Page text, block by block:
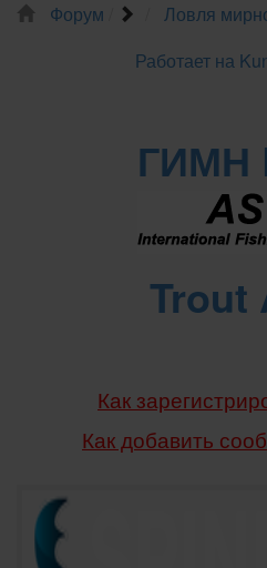
Форум
Ловля
Работает на
ГИМН
Trout
Как
Как добавить